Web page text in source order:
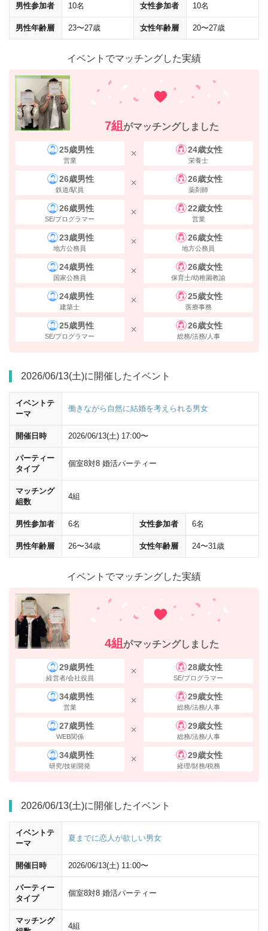
向かい側の炭火串焼テング酒場の右手にある
SHINJUKU SHOWA BUILDING)の11階が会場です。
〒160-0023 東京都新宿区西新宿1-13-12 西新宿昭和ビル11階
男性参加者 10名 女性参加者 10名
男性年齢層 23〜27歳 女性年齢層 20〜27歳
イベントでマッチングした実績
7組がマッチングしました
25歳男性
営業
24歳女性
栄養士
26歳男性
鉄道/駅員
26歳女性
薬剤師
26歳男性
SE/プログラマー
22歳女性
営業
23歳男性
地方公務員
26歳女性
地方公務員
24歳男性
国家公務員
26歳女性
保育士/幼稚園教諭
24歳男性
建築士
25歳女性
医療事務
25歳男性
SE/プログラマー
26歳女性
総務/法務/人事
2026/06/13(土)に開催したイベント
イベントテ
ーマ
働きながら自然に結婚を考えられる男女
開催日時 2026/06/13(土) 17:00〜
パーティー
タイプ
個室8対8 婚活パーティー
マッチング
組数
4組
男性参加者 6名 女性参加者 6名
男性年齢層 26〜34歳 女性年齢層 24〜31歳
イベントでマッチングした実績
4組 がマッチングしました
29歳男性
経営者/会社役員
28歳女性
SE/プログラマー
34歳男性
営業
29歳女性
総務/法務/人事
27歳男性
WEB関係
29歳女性
総務/法務/人事
34歳男性
研究/技術開発
29歳女性
経理/財務/税務
2026/06/13(土)に開催したイベント
イベントテ
ーマ
夏までに恋人が欲しい男女
開催日時 2026/06/13(土) 11:00〜
パーティー
タイプ
個室8対8 婚活パーティー
マッチング
4組